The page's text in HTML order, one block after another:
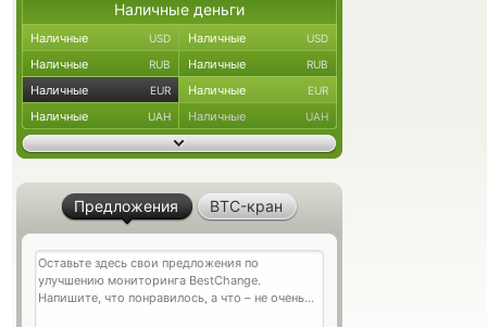
Наличные деньги
Наличные USD Наличные USD
Наличные RUB Наличные RUB
Наличные EUR Наличные EUR
Наличные UAH Наличные UAH
Предложения BTC-кран